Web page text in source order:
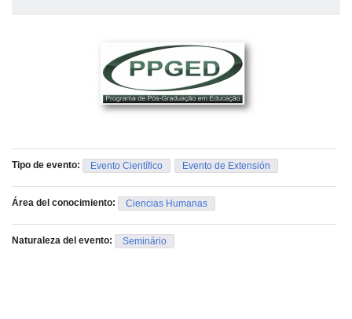
Tipo de evento: Evento Científico Evento de Extensión
Área del conocimiento: Ciencias Humanas
Naturaleza del evento: Seminário